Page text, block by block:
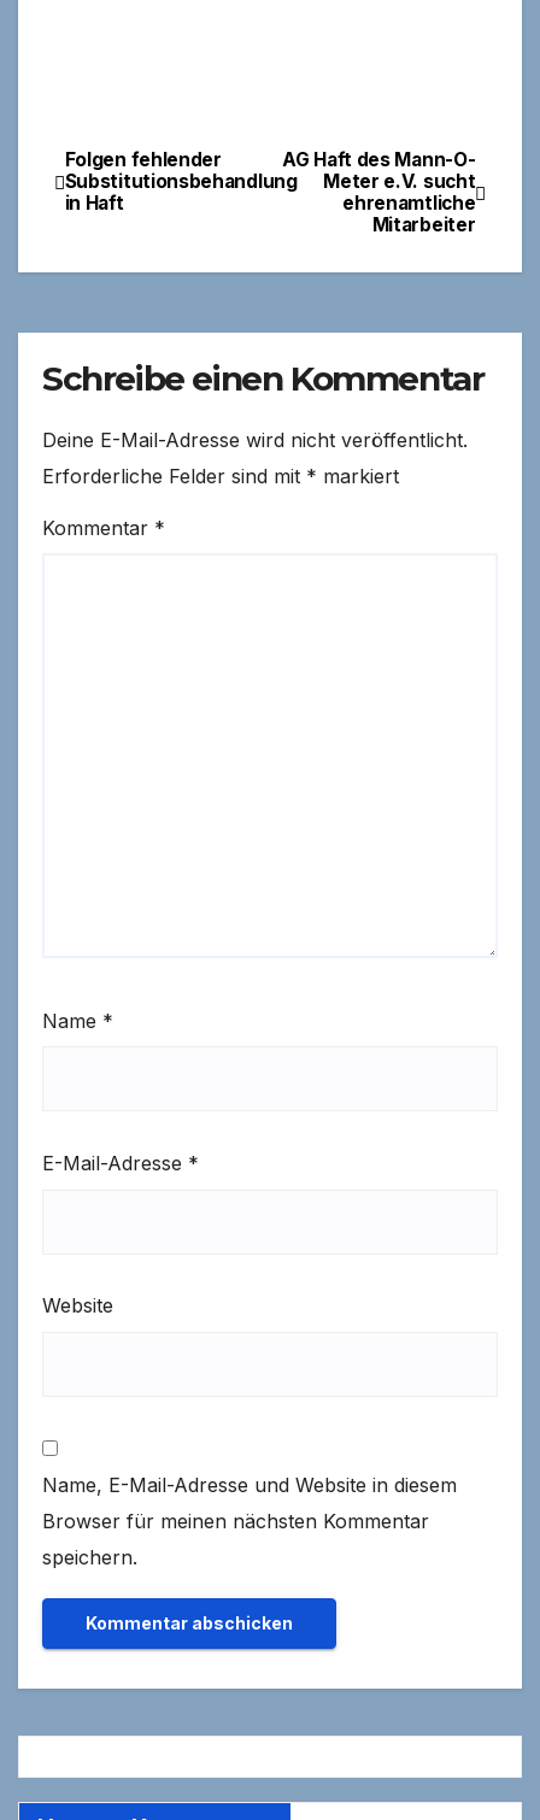
Beitragsnavigation
AG Haft des Mann-O-
Meter e.V. sucht
ehrenamtliche
Mitarbeiter
Folgen fehlender
Substitutionsbehandlung
in Haft
Schreibe einen Kommentar
Deine E-Mail-Adresse wird nicht veröffentlicht.
Erforderliche Felder sind mit * markiert
Kommentar *
Name *
E-Mail-Adresse *
Website
Name, E-Mail-Adresse und Website in diesem
Browser für meinen nächsten Kommentar
speichern.